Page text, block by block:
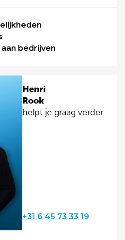
bedrijven
Henri
Rook
helpt je graag verder
+31 6 45 73 33 19